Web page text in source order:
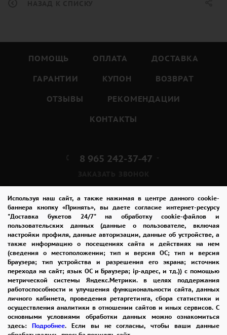
Используя наш сайт, а также нажимая в центре данного cookie-
баннера кнопку «Принять», вы даете согласие интернет-ресурсу
"Доставка букетов 24/7" на обработку cookie-файлов и
пользовательских данных (данные о пользователе, включая
настройки профиля, данные авторизации, данные об устройстве, а
также информацию о посещениях сайта и действиях на нем
(сведения о местоположении; тип и версия ОС; тип и версия
Браузера; тип устройства и разрешения его экрана; источник
перехода на сайт; язык ОС и Браузера; ip-адрес, и тд.)) с помощью
метрической системы Яндекс.Метрики. в целях поддержания
работоспособности и улучшения функциональности сайта, данных
личного кабинета, проведения ретаргетинга, сбора статистики и
осуществления аналитики в отношении сайтов и иных сервисов. С
основными условиями обработки данных можно ознакомиться
здесь: Подробнее. Если вы не согласны, чтобы ваши данные
ПОМОЩЬ ОПЛАТА
ДОСТАВКА
ГАРАНТИИ
КУПОН
ВОЗВРАТ
ОТЗЫВЫ
РЕКОМЕНДАЦИИ
КОНТАКТЫ
8 965 242-37-47
admin@buket24delivery.ru
пл. Киевского Вокзала 2,
ТЦ «Европейский»
ПОЛИТИКА КОНФИДЕНЦИАЛЬНОСТИ
2026 © "Доставка цветов в Москве"
Публичная оферта
Открыть ИП поможет ООО «Банк Точка»